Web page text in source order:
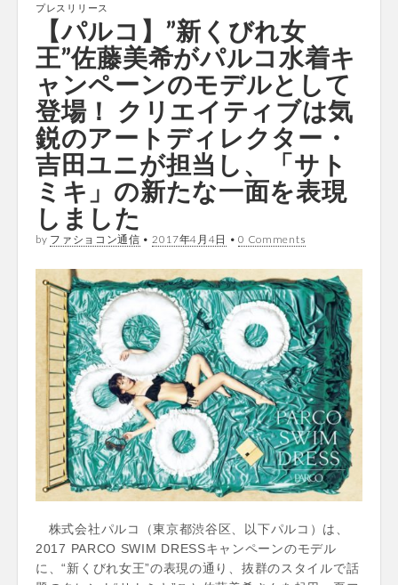
プレスリリース
【パルコ】”新くびれ女
王”佐藤美希がパルコ水着キ
ャンペーンのモデルとして
登場！ クリエイティブは気
鋭のアートディレクター・
吉田ユニが担当し、「サト
ミキ」の新たな一面を表現
しました
by ファショコン通信 • 2017年4月4日 •0 Comments
株式会社パルコ（東京都渋谷区、以下パルコ）は、
2017 PARCO SWIM DRESSキャンペーンのモデル
に、“新くびれ女王”の表現の通り、抜群のスタイルで話